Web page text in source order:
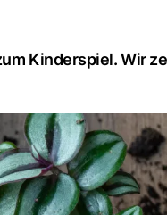
Kinderspiel. Wir